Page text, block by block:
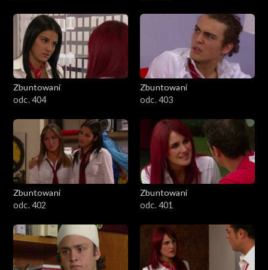
Zbuntowani
odc. 404
Zbuntowani
odc. 403
Zbuntowani
odc. 402
Zbuntowani
odc. 401